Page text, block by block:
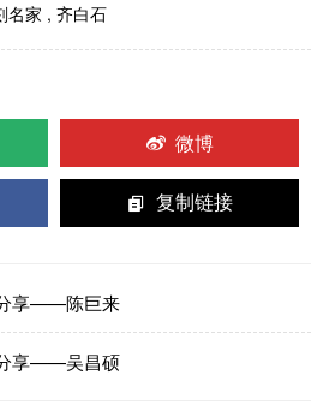
名家 , 齐白石
微博
复制链接
享——陈巨来
享——吴昌硕